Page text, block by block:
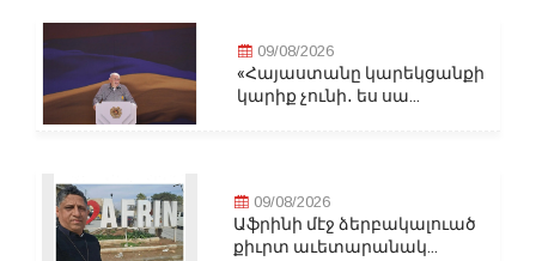
09/08/2026
«Հայաստանը կարեկցանքի
կարիք չունի․ ես սա...
09/08/2026
Աֆրինի մէջ ձերբակալուած
քիւրտ աւետարանակ...